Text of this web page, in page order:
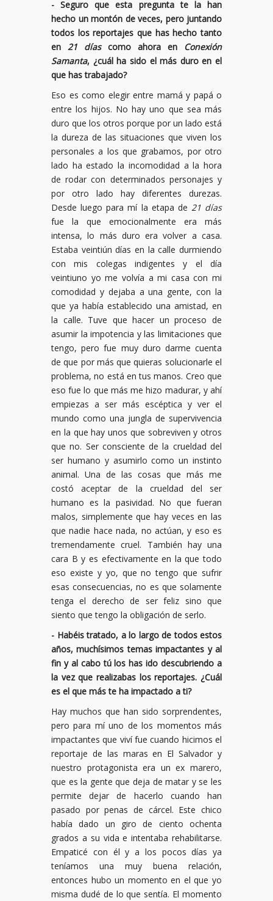
- Seguro que esta pregunta te la han
hecho un montón de veces, pero juntando
todos los reportajes que has hecho tanto
en 21 díascomo ahora en
Conexión
Samanta, ¿cuál ha sido el más duro en el
que has trabajado?
Eso es como elegir entre mamá y papá o
entre los hijos. No hay uno que sea más
duro que los otros porque por un lado está
la dureza de las situaciones que viven los
personales a los que grabamos, por otro
lado ha estado la incomodidad a la hora
de rodar con determinados personajes y
por otro lado hay diferentes durezas.
Desde luego para mí la etapa de 21 días
fue la que emocionalmente era más
intensa, lo más duro era volver a casa.
Estaba veintiún días en la calle durmiendo
con mis colegas indigentes y el día
veintiuno yo me volvía a mi casa con mi
comodidad y dejaba a una gente, con la
que ya había establecido una amistad, en
la calle. Tuve que hacer un proceso de
asumir la impotencia y las limitaciones que
tengo, pero fue muy duro darme cuenta
de que por más que quieras solucionarle el
problema, no está en tus manos. Creo que
eso fue lo que más me hizo madurar, y ahí
empiezas a ser más escéptica y ver el
mundo como una jungla de supervivencia
en la que hay unos que sobreviven y otros
que no. Ser consciente de la crueldad del
ser humano y asumirlo como un instinto
animal. Una de las cosas que más me
costó aceptar de la crueldad del ser
humano es la pasividad. No que fueran
malos, simplemente que hay veces en las
que nadie hace nada, no actúan, y eso es
tremendamente cruel. También hay una
cara B y es efectivamente en la que todo
eso existe y yo, que no tengo que sufrir
esas consecuencias, no es que solamente
tenga el derecho de ser feliz sino que
siento que tengo la obligación de serlo.
- Habéis tratado, a lo largo de todos estos
años, muchísimos temas impactantes y al
fin y al cabo tú los has ido descubriendo a
la vez que realizabas los reportajes. ¿Cuál
es el que más te ha impactado a ti?
Hay muchos que han sido sorprendentes,
pero para mí uno de los momentos más
impactantes que viví fue cuando hicimos el
reportaje de las maras en El Salvador y
nuestro protagonista era un ex marero,
que es la gente que deja de matar y se les
permite dejar de hacerlo cuando han
pasado por penas de cárcel. Este chico
había dado un giro de ciento ochenta
grados a su vida e intentaba rehabilitarse.
Empaticé con él y a los pocos días ya
teníamos una muy buena relación,
entonces hubo un momento en el que yo
misma dudé de lo que sentía. El momento